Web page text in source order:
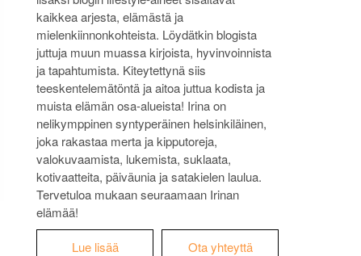
kaikkea arjesta, elämästä ja
mielenkiinnonkohteista. Löydätkin blogista
juttuja muun muassa kirjoista, hyvinvoinnista
ja tapahtumista. Kiteytettynä siis
teeskentelemätöntä ja aitoa juttua kodista ja
muista elämän osa-alueista! Irina on
nelikymppinen syntyperäinen helsinkiläinen,
joka rakastaa merta ja kipputoreja,
valokuvaamista, lukemista, suklaata,
kotivaatteita, päiväunia ja satakielen laulua.
Tervetuloa mukaan seuraamaan Irinan
elämää!
Lue lisää Ota yhteyttä